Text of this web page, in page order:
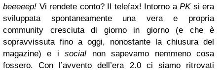
beeeeep! Vi rendete conto? Il telefax! Intorno a PKsi era
sviluppata spontaneamente una vera e propria
community cresciuta di giorno in giorno (e che è
sopravvissuta fino a oggi, nonostante la chiusura del
magazine) e isocial non sapevamo nemmeno cosa
fossero. Con l’avvento dell’era 2.0 ci siamo ritrovati